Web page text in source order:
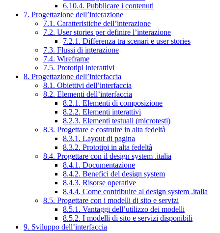
6.10.4. Pubblicare i contenuti
7. Progettazione dell’interazione
7.1. Caratteristiche dell’interazione
7.2. User stories per definire l’interazione
7.2.1. Differenza tra scenari e user stories
7.3. Flussi di interazione
7.4. Wireframe
7.5. Prototipi interattivi
8. Progettazione dell’interfaccia
8.1. Obiettivi dell’interfaccia
8.2. Elementi dell’interfaccia
8.2.1. Elementi di composizione
8.2.2. Elementi interattivi
8.2.3. Elementi testuali (microtesti)
8.3. Progettare e costruire in alta fedeltà
8.3.1. Layout di pagina
8.3.2. Prototipi in alta fedeltà
8.4. Progettare con il design system .italia
8.4.1. Documentazione
8.4.2. Benefici del design system
8.4.3. Risorse operative
8.4.4. Come contribuire al design system .italia
8.5. Progettare con i modelli di sito e servizi
8.5.1. Vantaggi dell’utilizzo dei modelli
8.5.2. I modelli di sito e servizi disponibili
9. Sviluppo dell’interfaccia